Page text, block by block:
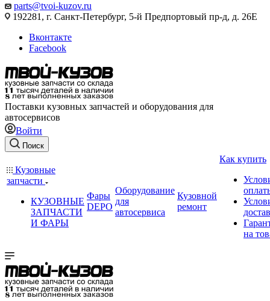
parts@tvoi-kuzov.ru
192281, г. Санкт-Петербург, 5-й Предпортовый пр-д, д. 26Е
Вконтакте
Facebook
Поставки кузовных запчастей и оборудования для
автосервисов
Войти
Поиск
Кузовные
запчасти
КУЗОВНЫЕ
ЗАПЧАСТИ
И ФАРЫ
Фары
DEPO
Оборудование
для
автосервиса
Кузовной
ремонт
Как купить
на